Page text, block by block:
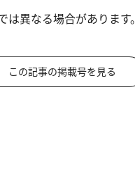
異なる場合があります。
この記事の掲載号を見る